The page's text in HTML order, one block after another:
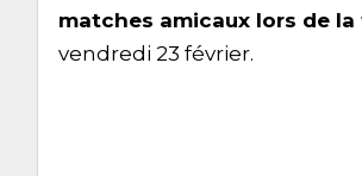
matches amicaux lors de la
vendredi 23 février.